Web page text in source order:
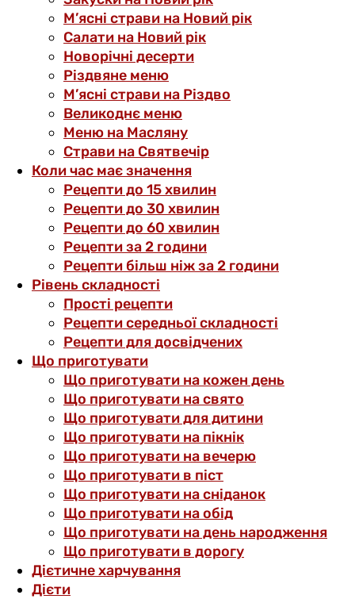
М’ясні страви на Новий рік
Салати на Новий рік
Новорічні десерти
Різдвяне меню
М’ясні страви на Різдво
Великоднє меню
Меню на Масляну
Страви на Святвечір
Коли час має значення
Рецепти до 15 хвилин
Рецепти до 30 хвилин
Рецепти до 60 хвилин
Рецепти за 2 години
Рецепти більш ніж за 2 години
Рівень складності
Прості рецепти
Рецепти середньої складності
Рецепти для досвідчених
Що приготувати
Що приготувати на кожен день
Що приготувати на свято
Що приготувати для дитини
Що приготувати на пікнік
Що приготувати на вечерю
Що приготувати в піст
Що приготувати на сніданок
Що приготувати на обід
Що приготувати на день народження
Що приготувати в дорогу
Дієтичне харчування
Дієти